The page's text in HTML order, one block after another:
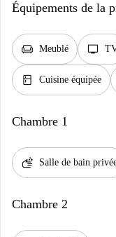
Équipements de la
chair Meublé tv
kitchen Cuisine équipée
Chambre 1
soap Salle de bain
Chambre 2